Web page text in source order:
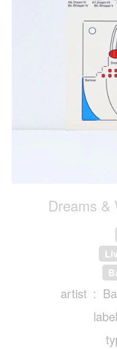
Dreams &
artist
label